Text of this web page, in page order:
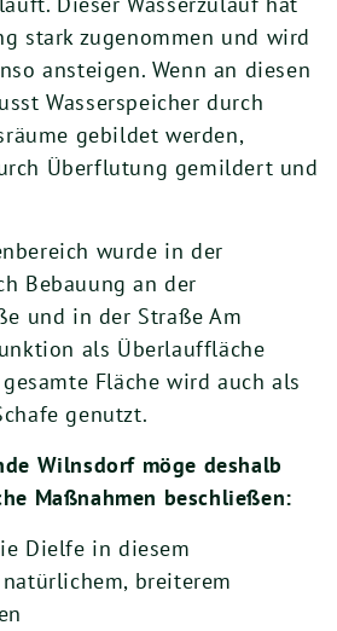
stark zugenommen und wird
ansteigen. Wenn an diesen
Wasserspeicher durch
gebildet werden,
Überflutung gemildert und
wurde in der
Bebauung an der
und in der Straße Am
als Überlauffläche
Fläche wird auch als
genutzt.
Wilnsdorf möge deshalb
Maßnahmen beschließen:
Dielfe in diesem
breiterem